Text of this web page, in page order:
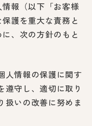
報（以下「お客様
護を重大な責務と
、次の方針のもと
人情報の保護に関す
遵守し、適切に取り
扱いの改善に努めま